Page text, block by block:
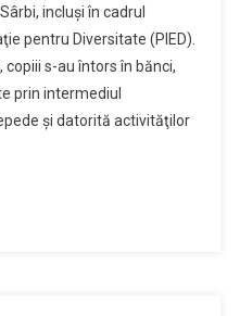
incluşi în cadrul
pentru Diversitate (PIED).
copiii s-au întors în bănci,
prin intermediul
şi datorită activităţilor